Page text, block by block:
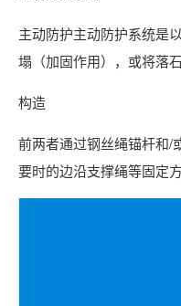
主动防护主动防护系统是
塌（加固作用），或将落
构造
前两者通过钢丝绳锚杆和/
要时的边沿支撑绳等固定